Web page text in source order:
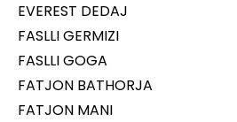
EVEREST DEDAJ
FASLLI GERMIZI
FASLLI GOGA
FATJON BATHORJA
FATJON MANI